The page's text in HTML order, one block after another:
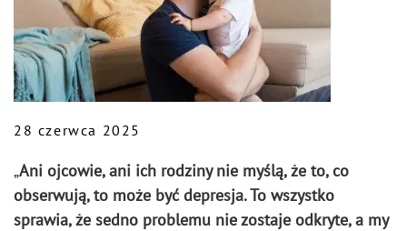
28 czerwca 2025
„Ani ojcowie, ani ich rodziny nie myślą, że to, co
obserwują, to może być depresja. To wszystko
sprawia, że sedno problemu nie zostaje odkryte, a my